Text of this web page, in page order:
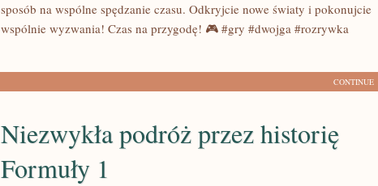
sposób na wspólne spędzanie czasu. Odkryjcie nowe światy i pokonujcie
wspólnie wyzwania! Czas na przygodę! 🎮 #gry #dwojga #rozrywka
CONTINUE
Niezwykła podróż przez historię
Formuły 1